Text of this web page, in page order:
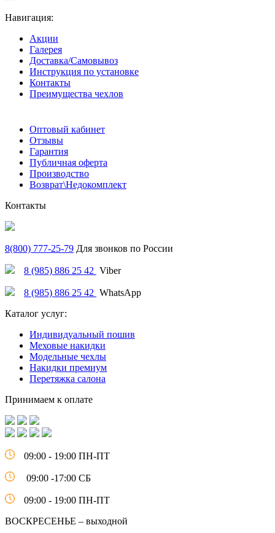
Навигация:
Акции
Галерея
Доставка/Самовывоз
Инструкция по установке
Контакты
Преимущества чехлов
Оптовый кабинет
Отзывы
Гарантия
Публичная оферта
Производство
Возврат\Недокомплект
Контакты
8(800) 777-25-79 Для звонков по России
8 (985) 886 25 42 Viber
8 (985) 886 25 42 WhatsApp
Каталог услуг:
Индивидуальный пошив
Меховые накидки
Модельные чехлы
Накидки премиум
Перетяжка салона
Принимаем к оплате
09:00 - 19:00 ПН-ПТ
09:00 -17:00 СБ
09:00 - 19:00 ПН-ПТ
ВОСКРЕСЕНЬЕ – выходной